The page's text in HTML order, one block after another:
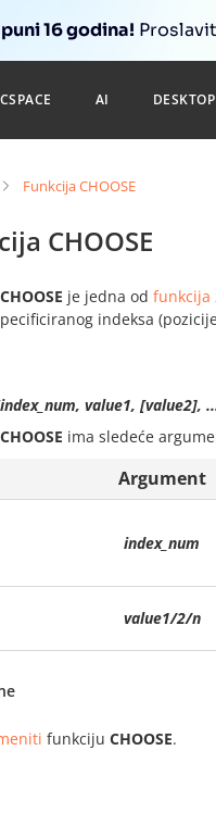
16 godina!
AI
Funkcija CHOOSE
CHOOSE
CHOOSE je jedna od funkcija
indeksa
value1, [value2],
CHOOSE ima sledeće
Argument
index_num
value1/2/n
funkciju CHOOSE.